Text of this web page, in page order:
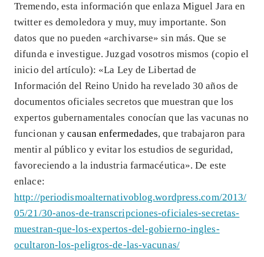
Tremendo, esta información que enlaza Miguel Jara en
twitter es demoledora y muy, muy importante. Son
datos que no pueden «archivarse» sin más. Que se
difunda e investigue. Juzgad vosotros mismos (copio el
inicio del artículo): «La Ley de Libertad de
Información del Reino Unido ha revelado 30 años de
documentos oficiales secretos que muestran que los
expertos gubernamentales conocían que las vacunas no
funcionan ycausan enfermedades, que trabajaron para
mentir al público y evitar los estudios de seguridad,
favoreciendo a la industria farmacéutica». De este
enlace:
http://periodismoalternativoblog.wordpress.com/2013/
05/21/30-anos-de-transcripciones-oficiales-secretas-
muestran-que-los-expertos-del-gobierno-ingles-
ocultaron-los-peligros-de-las-vacunas/